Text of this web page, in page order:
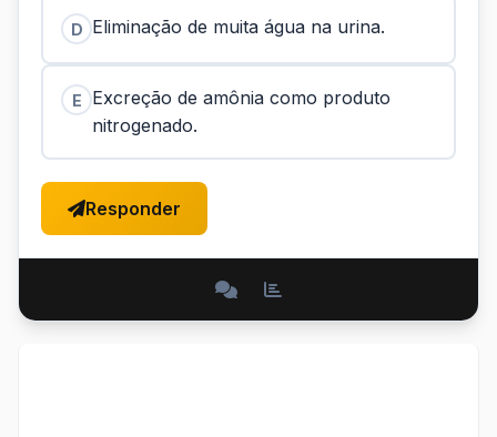
D Eliminação de muita água na urina.
E
Excreção de amônia como produto
nitrogenado.
Responder